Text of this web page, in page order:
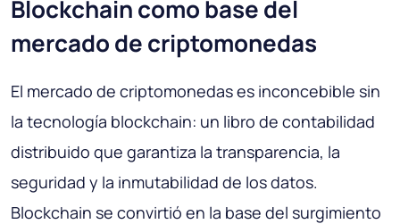
Blockchain como base del
mercado de criptomonedas
El mercado de criptomonedas es inconcebible sin
la tecnología blockchain: un libro de contabilidad
distribuido que garantiza la transparencia, la
seguridad y la inmutabilidad de los datos.
Blockchain se convirtió en la base del surgimiento